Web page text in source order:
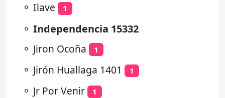
⚬ Ilave 1
⚬ Independencia 15332
⚬ Jiron Ocoña 1
⚬ Jirón Huallaga 1401 1
⚬ Jr Por Venir 1